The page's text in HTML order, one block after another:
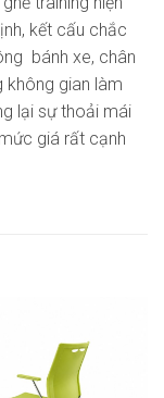
kết cấu chắc
bánh xe, chân
không gian làm
lại sự thoải mái
giá rất cạnh